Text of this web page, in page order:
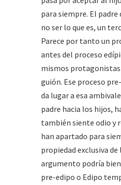
para siempre. El padre
no ser lo que es, un
Parece por tanto un
antes del proceso
mismos
guión. Ese proceso
da lugar a esa
padre hacia los hijos,
también siente odio y
han apartado para
propiedad exclusiva de
argumento podría
pre-edipo o Edipo